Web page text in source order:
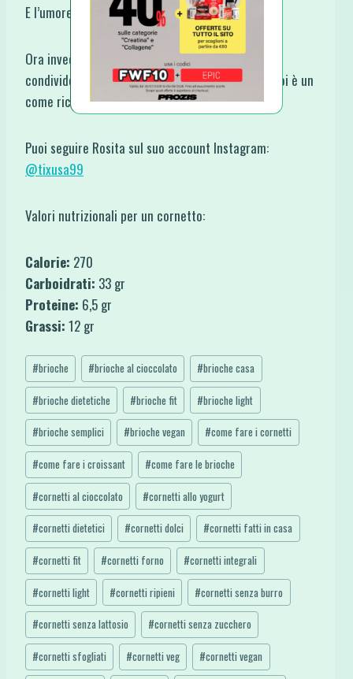
E l’umore anche ;)
Ora invece è giunto il momento, per favore, di
condividere la ricetta, a te non costa nulla, per noi è un
come ricevere un Grazie!
Puoi seguire Rosita sul suo account Instagram:
@tixusa99
Valori nutrizionali per un cornetto:
Calorie: 270
Carboidrati: 33 gr
Proteine: 6,5 gr
Grassi: 12 gr
Tag
articolo:
#brioche #brioche al cioccolato #brioche casa
#brioche dietetiche #brioche fit #brioche light
#brioche semplici #brioche vegan #come fare i cornetti
#come fare i croissant #come fare le brioche
#cornetti al cioccolato #cornetti allo yogurt
#cornetti dietetici #cornetti dolci #cornetti fatti in casa
#cornetti fit #cornetti forno #cornetti integrali
#cornetti light #cornetti ripieni #cornetti senza burro
#cornetti senza lattosio #cornetti senza zucchero
#cornetti sfogliati #cornetti veg #cornetti vegan